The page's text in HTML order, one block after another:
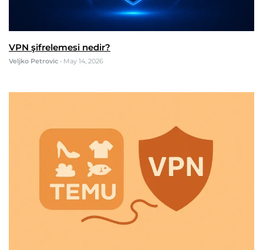
VPN şifrelemesi nedir?
Veljko Petrovic • May 14, 2026